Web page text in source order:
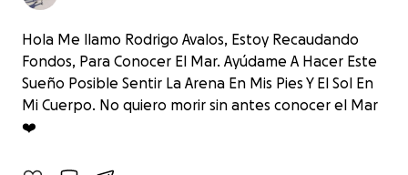
Hola Me llamo Rodrigo Avalos, Estoy Recaudando
Fondos, Para Conocer El Mar. Ayúdame A Hacer Este
Sueño Posible Sentir La Arena En Mis Pies Y El Sol En
Mi Cuerpo. No quiero morir sin antes conocer el Mar ️
❤️
Ayúdame a conocer el mar...❤️
$0 raised